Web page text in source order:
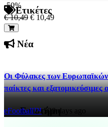
-50%
€ 10,49 € 10,49
Ετικέτες
Νέα
Οι Φύλακες των Ευρωπαϊκών
παίκτες και εξατομικεύσιμες
eFootball™ 520 days ago
Επιστήμη